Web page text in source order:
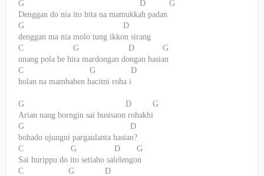
G D
G
Denggan do nia ito hita na mamukkah padan
G
D
denggan ma nia molo tung ikkon sirang
C
G D
G
unang pola be hita mardongan dongan hasian
C
G
D
holan na mambahen hacitni roha i
G D
G
Arian nang borngin sai busisaon rohakhi
G
D
bohado ujungni pargaulanta hasian?
C
G D
G
Sai hurippu do ito setiaho salelengon
C
G
D